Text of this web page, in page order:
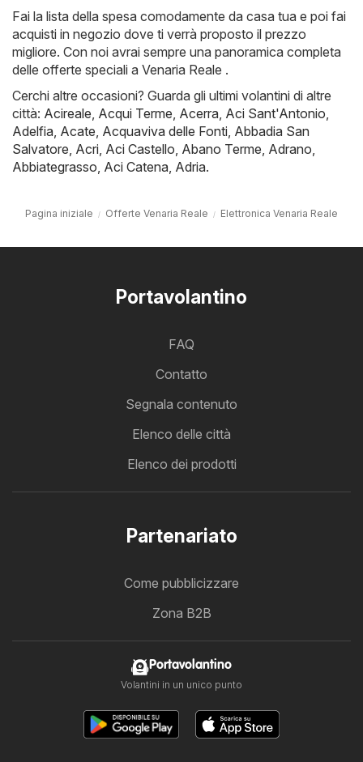
Fai la lista della spesa comodamente da casa tua e poi fai
acquisti in negozio dove ti verrà proposto il prezzo
migliore. Con noi avrai sempre una panoramica completa
delle offerte speciali a Venaria Reale .
Cerchi altre occasioni? Guarda gli ultimi volantini di altre
città: Acireale, Acqui Terme, Acerra, Aci Sant'Antonio,
Adelfia, Acate, Acquaviva delle Fonti, Abbadia San
Salvatore, Acri, Aci Castello, Abano Terme, Adrano,
Abbiategrasso, Aci Catena, Adria.
Pagina iniziale Offerte Venaria Reale Elettronica Venaria Reale
Portavolantino
FAQ
Contatto
Segnala contenuto
Elenco delle città
Elenco dei prodotti
Partenariato
Come pubblicizzare
Zona B2B
Portavolantino
Volantini in un unico punto